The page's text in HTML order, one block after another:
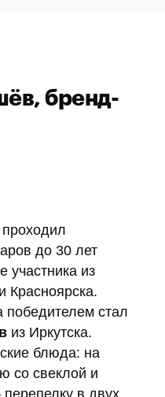
бренд-
до 30 лет
из
Красноярска.
победителем стал
из Иркутска.
блюда: на
со свеклой и